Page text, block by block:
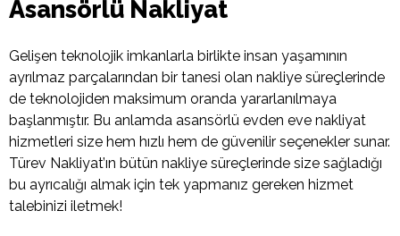
Asansörlü Nakliyat
Gelişen teknolojik imkanlarla birlikte insan yaşamının
ayrılmaz parçalarından bir tanesi olan nakliye süreçlerinde
de teknolojiden maksimum oranda yararlanılmaya
başlanmıştır. Bu anlamda asansörlü evden eve nakliyat
hizmetleri size hem hızlı hem de güvenilir seçenekler sunar.
Türev Nakliyat’ın bütün nakliye süreçlerinde size sağladığı
bu ayrıcalığı almak için tek yapmanız gereken hizmet
talebinizi iletmek!